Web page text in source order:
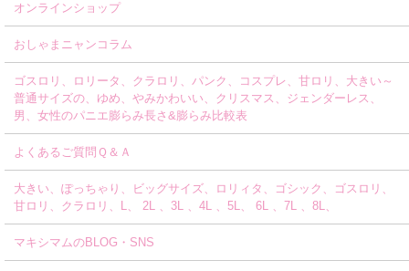
オンラインショップ
おしゃまニャンコラム
ゴスロリ、ロリータ、クラロリ、パンク、コスプレ、甘ロリ、大きい～
普通サイズの、ゆめ、やみかわいい、クリスマス、ジェンダーレス、
男、女性のパニエ膨らみ長さ&膨らみ比較表
よくあるご質問Ｑ＆Ａ
大きい、ぽっちゃり、ビッグサイズ、ロリィタ、ゴシック、ゴスロリ、
甘ロリ、クラロリ、L、 2L 、3L 、4L 、5L、 6L 、7L 、8L、
マキシマムのBLOG・SNS